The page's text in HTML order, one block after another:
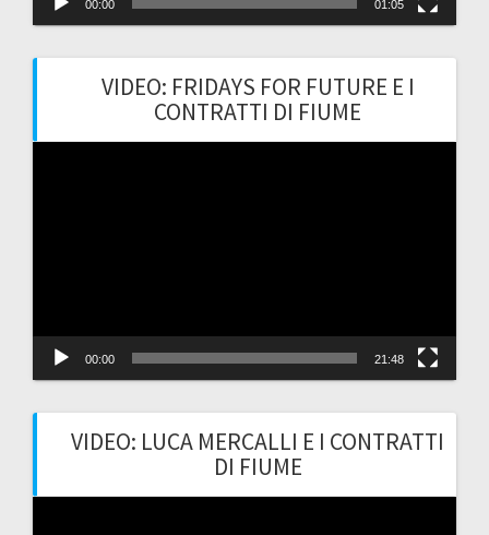
00:00 01:05
VIDEO: FRIDAYS FOR FUTURE E I
CONTRATTI DI FIUME
00:00 21:48
VIDEO: LUCA MERCALLI E I CONTRATTI
DI FIUME